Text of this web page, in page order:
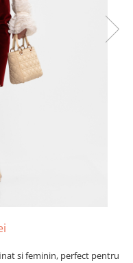
si feminin, perfect pentru